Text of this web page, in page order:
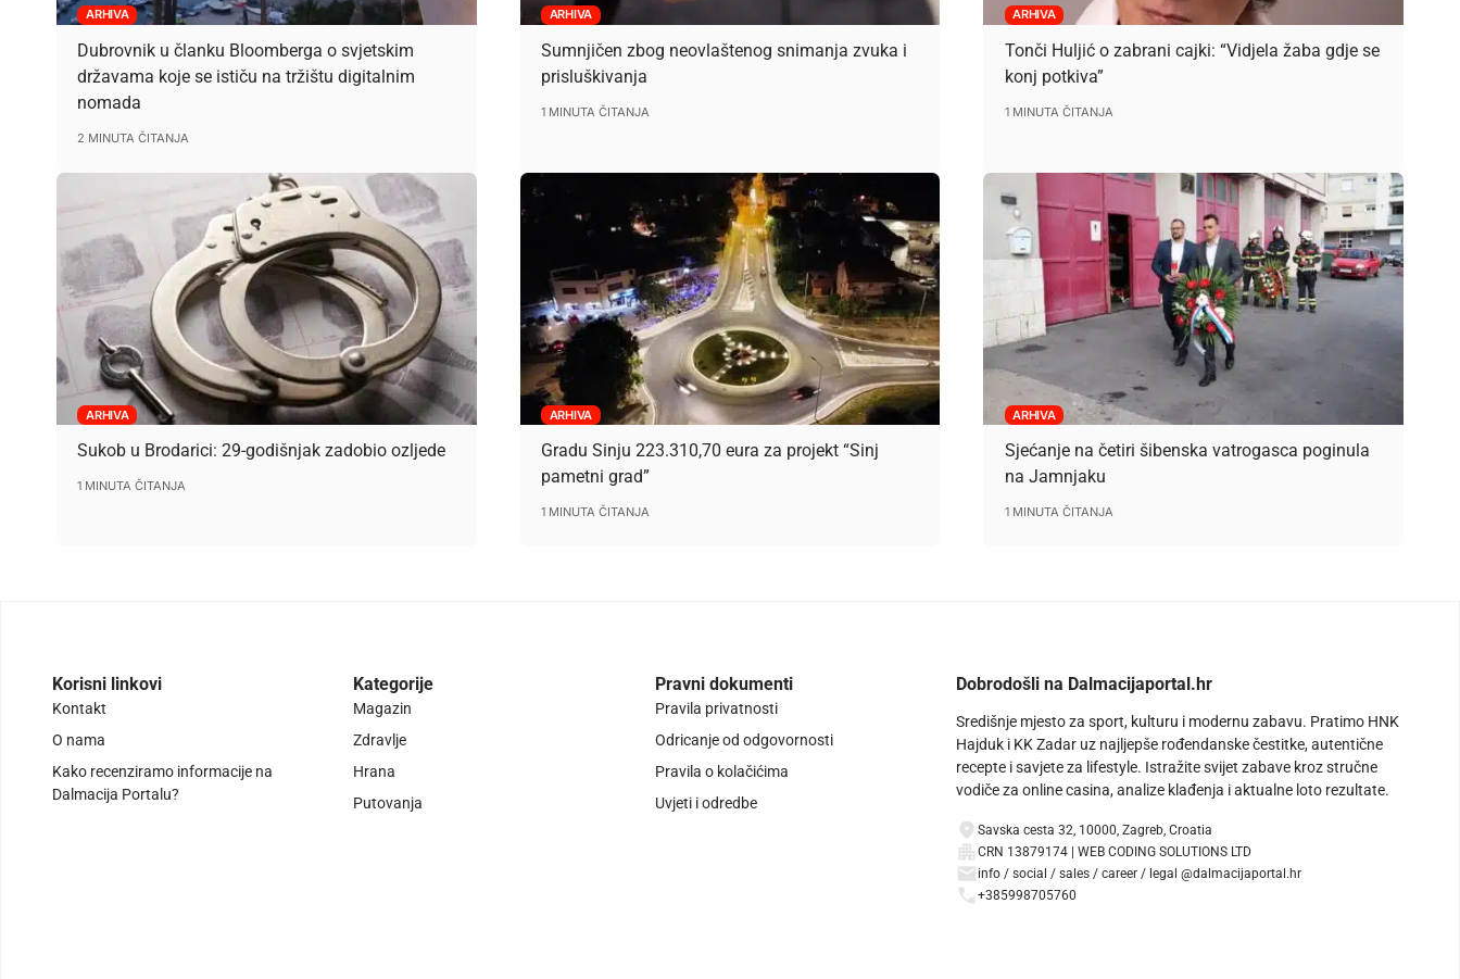
ARHIVA
Dubrovnik u članku Bloomberga o svjetskim
državama koje se ističu na tržištu digitalnim
nomada
2 MINUTA ČITANJA
ARHIVA
Sumnjičen zbog neovlaštenog snimanja zvuka i
prisluškivanja
1 MINUTA ČITANJA
ARHIVA
Tonči Huljić o zabrani cajki: “Vidjela žaba gdje se
konj potkiva”
1 MINUTA ČITANJA
ARHIVA
Sukob u Brodarici: 29-godišnjak zadobio ozljede
1 MINUTA ČITANJA
ARHIVA
Gradu Sinju 223.310,70 eura za projekt “Sinj
pametni grad”
1 MINUTA ČITANJA
ARHIVA
Sjećanje na četiri šibenska vatrogasca poginula
na Jamnjaku
1 MINUTA ČITANJA
Korisni linkovi
Kontakt
O nama
Kako recenziramo informacije na
Dalmacija Portalu?
Kategorije
Magazin
Zdravlje
Hrana
Putovanja
Pravni dokumenti
Pravila privatnosti
Odricanje od odgovornosti
Pravila o kolačićima
Uvjeti i odredbe
Dobrodošli na Dalmacijaportal.hr
Središnje mjesto za sport, kulturu i modernu zabavu. Pratimo HNK
Hajduk i KK Zadar uz najljepše rođendanske čestitke, autentične
recepte i savjete za lifestyle. Istražite svijet zabave kroz stručne
vodiče za online casina, analize klađenja i aktualne loto rezultate.
Savska cesta 32, 10000, Zagreb, Croatia
CRN 13879174 | WEB CODING SOLUTIONS LTD
info / social / sales / career / legal @dalmacijaportal.hr
+385998705760